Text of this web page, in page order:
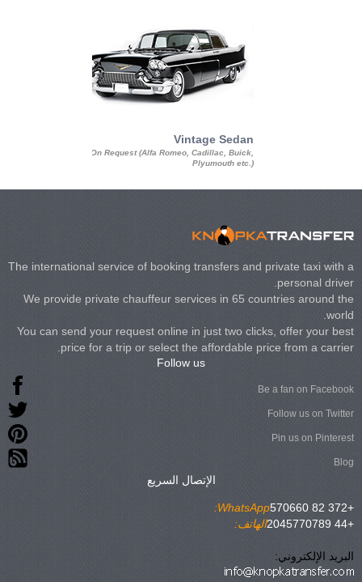
Vintage Sedan
On Request (Alfa Romeo, Cadillac, Buick,
Plyumouth etc.)
The international service of booking transfers and private taxi with a
personal driver.
We provide private chauffeur services in 65 countries around the
world.
You can send your request online in just two clicks, offer your best
price for a trip or select the affordable price from a carrier.
Follow us
Be a fan on Facebook
Follow us on Twitter
Pin us on Pinterest
Blog
الإتصال السريع
WhatsApp:
+372 82 570660
الهاتف:
+44 2045770789
البريد الإلكتروني: